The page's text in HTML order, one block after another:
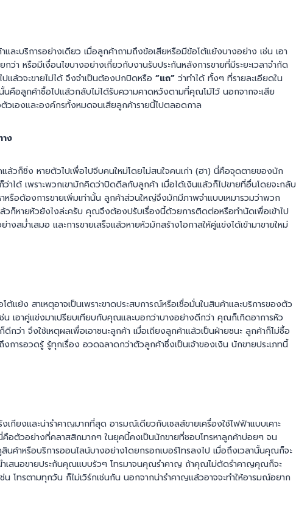
ะบริการอย่างเดียว เมื่อลูกค้าถามถึงข้อเสียหรือมีข้อโต้แย้งบางอย่าง เช่น เอา
า หรือมีเงื่อนไขบางอย่างเกี่ยวกับงานรับประกันหลังการขายที่มีระยะเวลาจำกัด
แล้วจะขายไม่ได้ จึงจำเป็นต้องปกปิดหรือ “แถ” ว่าทำได้ ทั้งๆ ที่รายละเอียดใน
คือลูกค้าซื้อไปแล้วกลับไม่ได้รับความคาดหวังตามที่คุณโม้ไว้ นอกจากจะเสีย
เองและองค์กรทั้งหมดจนเสียลูกค้ารายนี้ไปตลอดกาล
ง
วก็ชิ่ง หายตัวไปเพื่อไปจีบคนใหม่โดยไม่สนใจคนเก่า (ฮา) นี่คือจุดตายของนัก
าได้ เพราะพวกเขามักคิดว่าปิดดีลกับลูกค้า เมื่อได้เงินแล้วก็ไปขายที่อื่นโดยจะกลับ
รือต้องการขายเพิ่มเท่านั้น ลูกค้าส่วนใหญ่จึงมักมีภาพจำแบบเหมารวมว่าพวก
วก็หายหัวยังไงล่ะครับ คุณจึงต้องปรับเรื่องนี้ด้วยการติดต่อหรือทำนัดเพื่อเข้าไป
งสม่ำเสมอ และการขายเสร็จแล้วหายหัวมักสร้างโอกาสให้คู่แข่งได้เข้ามาขายใหม่
แย้ง สาเหตุอาจเป็นเพราะขาดประสบการณ์หรือเชื่อมั่นในสินค้าและบริการของตัว
เอาคู่แข่งมาเปรียบเทียบกับคุณและบอกว่าบางอย่างดีกว่า คุณก็เกิดอาการหัว
า จึงใช้เหตุผลเพื่อเอาชนะลูกค้า เมื่อเถียงลูกค้าแล้วเป็นฝ่ายชนะ ลูกค้าก็ไม่ซื้อ
รอวดรู้ รู้ทุกเรื่อง อวดฉลาดกว่าตัวลูกค้าซึ่งเป็นเจ้าของเงิน นักขายประเภทนี้
กียงและน่ารำคาญมากที่สุด อารมณ์เดียวกับเซลส์ขายเครื่องใช้ไฟฟ้าแบบเคาะ
อตัวอย่างที่คลาสสิกมากๆ ในยุคนี้คงเป็นนักขายที่ชอบโทรหาลูกค้าบ่อยๆ จน
ค้าหรือบริการออนไลน์บางอย่างโดยกรอกเบอร์โทรลงไป เมื่อถึงเวลานั้นคุณก็จะ
นำเสนอขายประกันคุณแบบรัวๆ โทรมาจนคุณรำคาญ ถ้าคุณไม่ตัดรำคาญคุณก็จะ
โทรตามทุกวัน ก็ไม่เวิร์กเช่นกัน นอกจากน่ารำคาญแล้วอาจจะทำให้อารมณ์อยาก